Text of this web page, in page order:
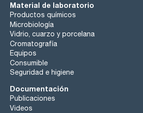
Material de laboratorio
Productos químicos
Microbiología
Vidrio, cuarzo y porcelana
Cromatografía
Equipos
Consumible
Seguridad e higiene
Documentación
Publicaciones
Videos